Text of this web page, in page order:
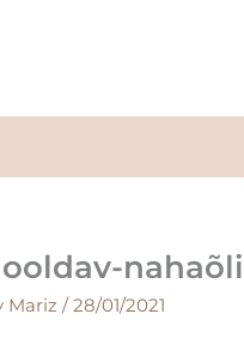
Mariz /28/01/2021